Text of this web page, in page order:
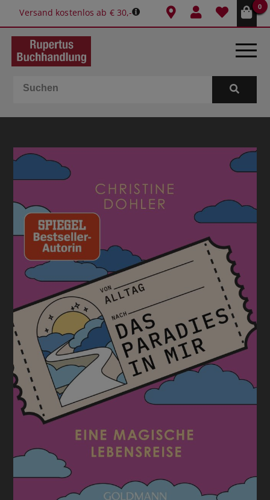
Versand kostenlos ab € 30,-
0
BÜCHER
SPIELE
GESCHENKIDEEN & MEHR
SCHULE & BÜRO
BUCHTIPPS